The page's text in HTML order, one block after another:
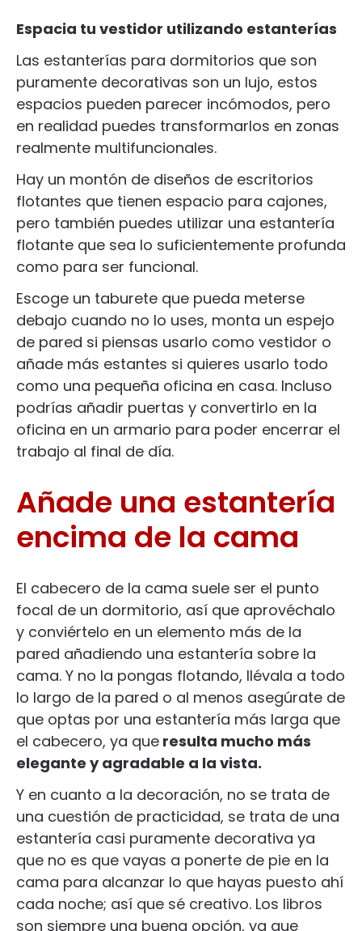
Espacia tu vestidor utilizando estanterías
Las estanterías para dormitorios que son
puramente decorativas son un lujo, estos
espacios pueden parecer incómodos, pero
en realidad puedes transformarlos en zonas
realmente multifuncionales.
Hay un montón de diseños de escritorios
flotantes que tienen espacio para cajones,
pero también puedes utilizar una estantería
flotante que sea lo suficientemente profunda
como para ser funcional.
Escoge un taburete que pueda meterse
debajo cuando no lo uses, monta un espejo
de pared si piensas usarlo como vestidor o
añade más estantes si quieres usarlo todo
como una pequeña oficina en casa. Incluso
podrías añadir puertas y convertirlo en la
oficina en un armario para poder encerrar el
trabajo al final de día.
Añade una estantería
encima de la cama
El cabecero de la cama suele ser el punto
focal de un dormitorio, así que aprovéchalo
y conviértelo en un elemento más de la
pared añadiendo una estantería sobre la
cama. Y no la pongas flotando, llévala a todo
lo largo de la pared o al menos asegúrate de
que optas por una estantería más larga que
el cabecero, ya que resulta mucho más
elegante y agradable a la vista.
Y en cuanto a la decoración, no se trata de
una cuestión de practicidad, se trata de una
estantería casi puramente decorativa ya
que no es que vayas a ponerte de pie en la
cama para alcanzar lo que hayas puesto ahí
cada noche; así que sé creativo. Los libros
son siempre una buena opción, ya que